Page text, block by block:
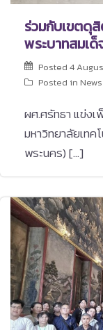
ร่วมกับเขตดุ
พระบาทสมเด็
Posted 4
Posted in News
ผศ.ศรัทธา แข่ง
มหาวิทยาลัยเท
พระนคร) […]